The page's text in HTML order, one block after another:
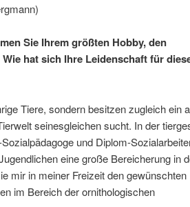
Sie Ihrem größten Hobby, den
hat sich Ihre Leidenschaft für
Tiere, sondern besitzen zugleich ein
seinesgleichen sucht. In der
und Diplom-
eine große Bereicherung in
mir in meiner Freizeit den gewünschten
im Bereich der ornithologischen